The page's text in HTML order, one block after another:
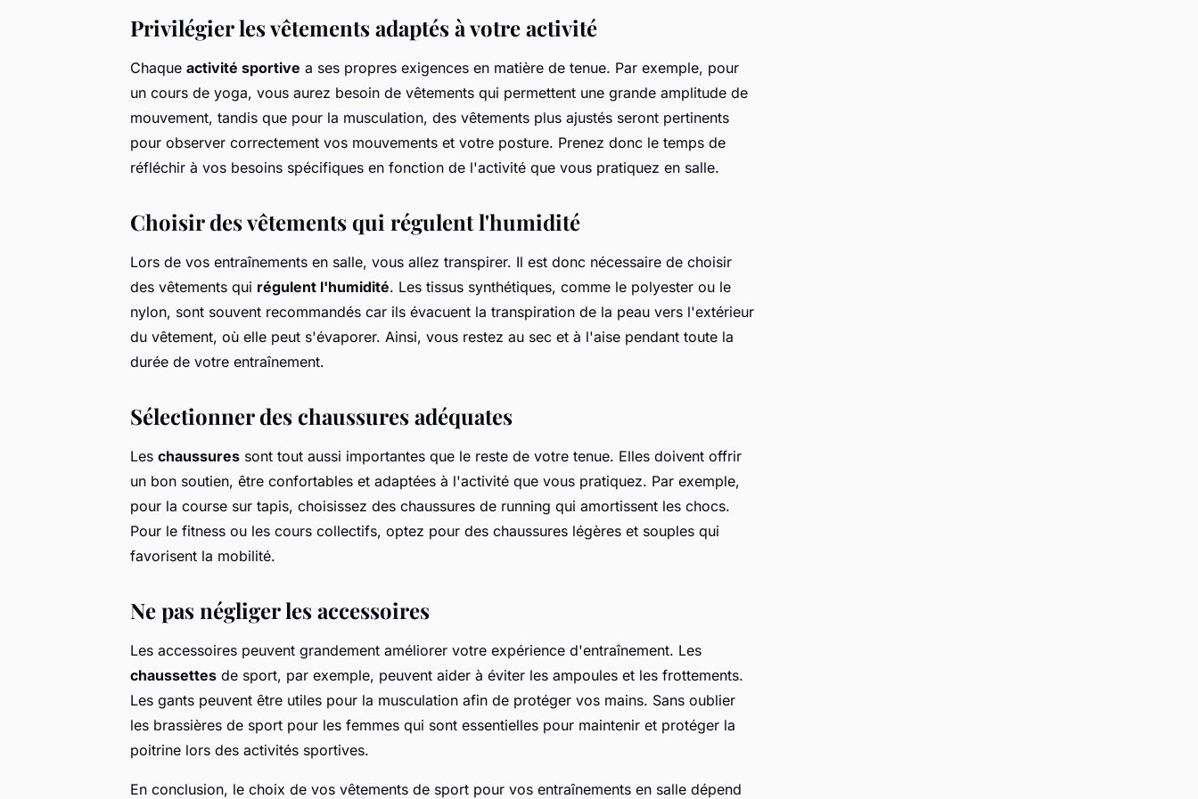
Privilégier les vêtements adaptés à votre activité
Chaque activité sportive a ses propres exigences en matière de tenue. Par exemple, pour
un cours de yoga, vous aurez besoin de vêtements qui permettent une grande amplitude de
mouvement, tandis que pour la musculation, des vêtements plus ajustés seront pertinents
pour observer correctement vos mouvements et votre posture. Prenez donc le temps de
réfléchir à vos besoins spécifiques en fonction de l'activité que vous pratiquez en salle.
Choisir des vêtements qui régulent l'humidité
Lors de vos entraînements en salle, vous allez transpirer. Il est donc nécessaire de choisir
des vêtements qui régulent l'humidité. Les tissus synthétiques, comme le polyester ou le
nylon, sont souvent recommandés car ils évacuent la transpiration de la peau vers l'extérieur
du vêtement, où elle peut s'évaporer. Ainsi, vous restez au sec et à l'aise pendant toute la
durée de votre entraînement.
Sélectionner des chaussures adéquates
Les chaussures sont tout aussi importantes que le reste de votre tenue. Elles doivent offrir
un bon soutien, être confortables et adaptées à l'activité que vous pratiquez. Par exemple,
pour la course sur tapis, choisissez des chaussures de running qui amortissent les chocs.
Pour le fitness ou les cours collectifs, optez pour des chaussures légères et souples qui
favorisent la mobilité.
Ne pas négliger les accessoires
Les accessoires peuvent grandement améliorer votre expérience d'entraînement. Les
chaussettes de sport, par exemple, peuvent aider à éviter les ampoules et les frottements.
Les gants peuvent être utiles pour la musculation afin de protéger vos mains. Sans oublier
les brassières de sport pour les femmes qui sont essentielles pour maintenir et protéger la
poitrine lors des activités sportives.
En conclusion, le choix de vos vêtements de sport pour vos entraînements en salle dépend